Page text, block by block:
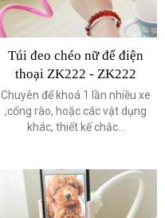
Túi đeo chéo nữ để điện
thoại ZK222 - ZK222
Chuyên để khoá 1 lần nhiều xe
,cổng rào, hoặc các vật dụng
khác, thiết kế chắc...